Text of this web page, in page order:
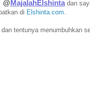
@MajalahElshinta dan
di Elshinta.com
tentunya menumbuhkan